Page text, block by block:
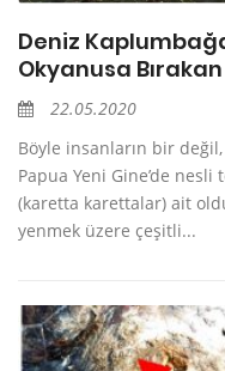
Deniz
Okyanusa
22.05.2020
Böyle insanların bir
Papua Yeni Gine’de
(karetta karettalar) ait
yenmek üzere çeşitli...